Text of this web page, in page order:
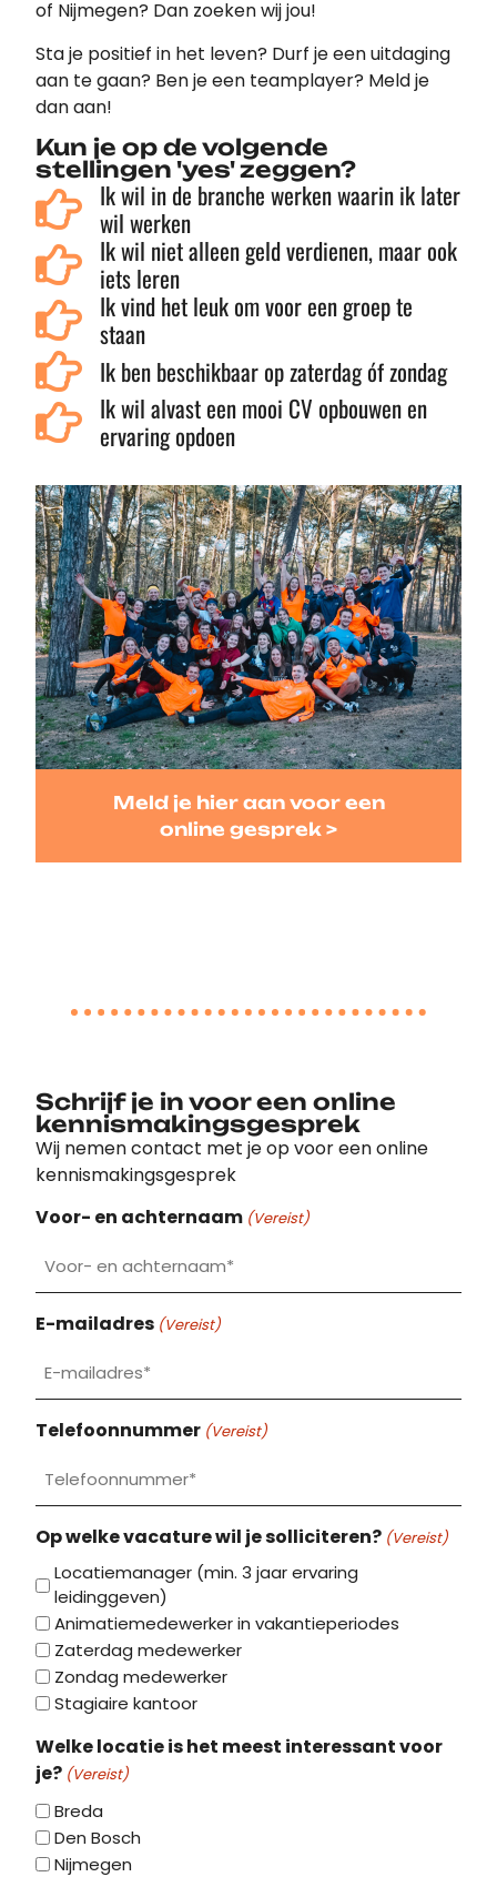
of Nijmegen? Dan zoeken wij jou!
Sta je positief in het leven? Durf je een uitdaging
aan te gaan? Ben je een teamplayer? Meld je
dan aan!
Kun je op de volgende
stellingen 'yes' zeggen?
Ik wil in de branche werken waarin ik later
wil werken
Ik wil niet alleen geld verdienen, maar ook
iets leren
Ik vind het leuk om voor een groep te
staan
Ik ben beschikbaar op zaterdag óf zondag
Ik wil alvast een mooi CV opbouwen en
ervaring opdoen
Meld je hier aan voor een
online gesprek >
Schrijf je in voor een online
kennismakingsgesprek
Wij nemen contact met je op voor een online
kennismakingsgesprek
Voor- en achternaam (Vereist)
E-mailadres (Vereist)
Telefoonnummer (Vereist)
Op welke vacature wil je solliciteren? (Vereist)
Locatiemanager (min. 3 jaar ervaring
leidinggeven)
Animatiemedewerker in vakantieperiodes
Zaterdag medewerker
Zondag medewerker
Stagiaire kantoor
Welke locatie is het meest interessant voor
je? (Vereist)
Breda
Den Bosch
Nijmegen